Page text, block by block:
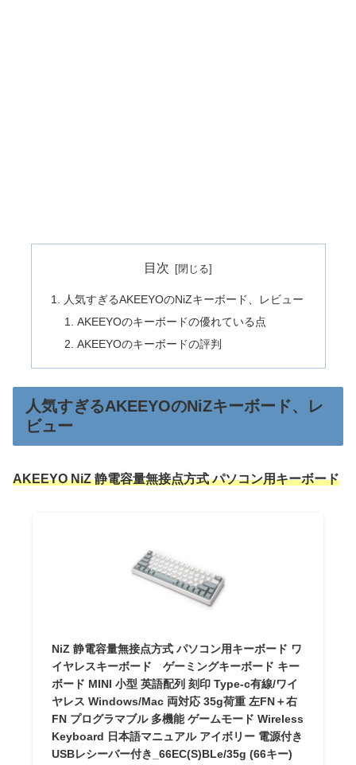
目次
人気すぎるAKEEYOのNiZキーボード、レビュー
AKEEYOのキーボードの優れている点
AKEEYOのキーボードの評判
人気すぎるAKEEYOのNiZキーボード、レ
ビュー
AKEEYO NiZ 静電容量無接点方式 パソコン用キーボード
NiZ 静電容量無接点方式 パソコン用キーボード ワ
イヤレスキーボード ゲーミングキーボード キー
ボード MINI 小型 英語配列 刻印 Type-c有線/ワイ
ヤレス Windows/Mac 両対応 35g荷重 左FN＋右
FN プログラマブル 多機能 ゲームモード Wireless
Keyboard 日本語マニュアル アイボリー 電源付き
USBレシーバー付き_66EC(S)BLe/35g (66キー)